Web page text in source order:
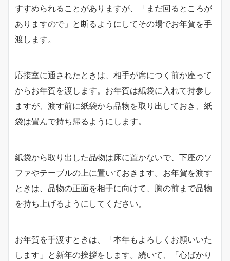
すすめられることがありますが、「まだ回るところが
ありますので」と断るようにしてその場でお年賀を手
渡します。
応接室に通されたときは、相手が席につく前か座って
からお年賀を渡します。お年賀は紙袋に入れて持参し
ますが、渡す前に紙袋から品物を取り出しておき、紙
袋は畳んで持ち帰るようにします。
紙袋から取り出した品物は床に置かないで、下座のソ
ファやテーブルの上に置いておきます。お年賀を渡す
ときは、品物の正面を相手に向けて、胸の前まで品物
を持ち上げるようにしてください。
お年賀を手渡すときは、「本年もよろしくお願いいた
します」と新年の挨拶をします。続いて、「心ばかり